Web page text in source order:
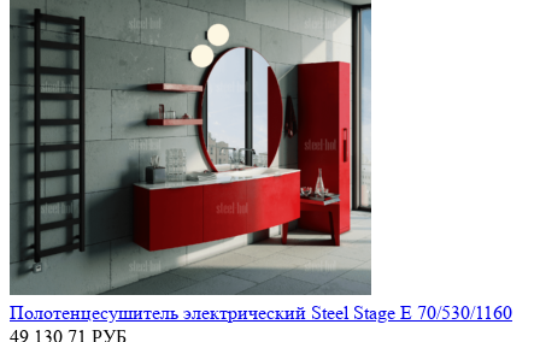
Полотенцесушитель электрический Steel Stage E 70/530/1160
49 130,71 РУБ